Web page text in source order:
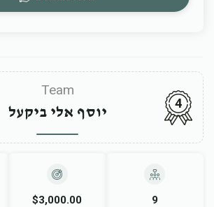
Team
יוסף אלי ביקעל
4
$3,000.00 9